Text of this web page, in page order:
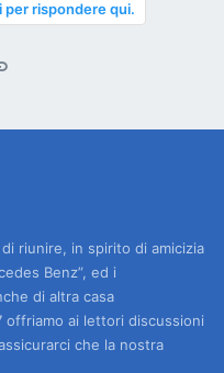
per rispondere qui.
riunire, in spirito di amicizia
Benz”, ed i
di altra casa
offriamo ai lettori discussioni
che la nostra